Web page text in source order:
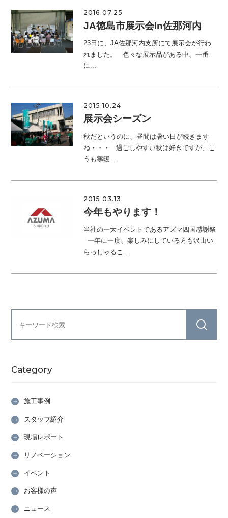
2016.07.25
JA徳島市展示会in佐那河内
23日に、JA佐那河内支所にて展示会が行わ
れました。 色々な展示品がある中、一番
に...
2015.10.24
展示会シーズン
秋だというのに、昼間は暑い日が続きます
ね・・・ 過ごしやすい秋は好きですが、こ
うも寒暖...
2015.03.13
今年もやります！
当社の一大イベントであるアズマ四国感謝祭
一年に一度、楽しみにしている方も沢山い
らっしゃるこ...
Category
施工事例
スタッフ紹介
現場レポート
リノベーション
イベント
お客様の声
ニュース